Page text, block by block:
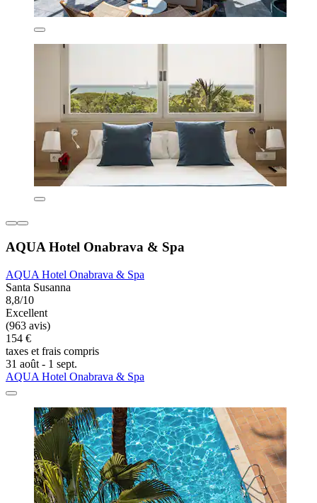
AQUA Hotel Onabrava & Spa
AQUA Hotel Onabrava & Spa
Santa Susanna
8,8/10
Excellent
(963 avis)
154 €
taxes et frais compris
31 août - 1 sept.
AQUA Hotel Onabrava & Spa